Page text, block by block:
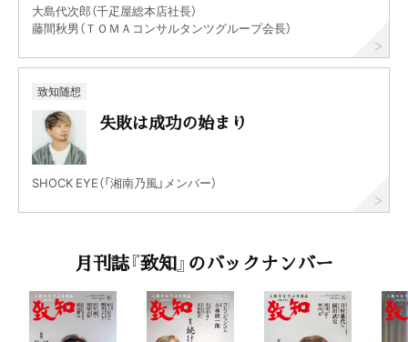
大島代次郎（千疋屋総本店社長）
藤間秋男（ＴＯＭＡコンサルタンツグループ会長）
致知随想
失敗は成功の始まり
SHOCK EYE（「湘南乃風」メンバー）
月刊誌『致知』のバックナンバー